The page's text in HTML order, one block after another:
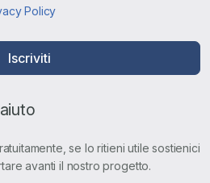
Policy
Iscriviti
se lo ritieni utile sostienici
avanti il nostro progetto.